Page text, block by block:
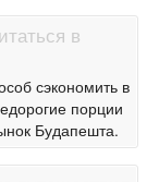
сэкономить в
порции
Будапешта.